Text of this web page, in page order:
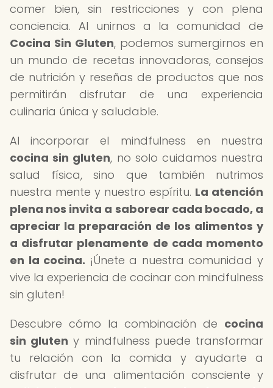
comer bien, sin restricciones y con plena
conciencia. Al unirnos a la comunidad de
Cocina Sin Gluten, podemos sumergirnos en
un mundo de recetas innovadoras, consejos
de nutrición y reseñas de productos que nos
permitirán disfrutar de una experiencia
culinaria única y saludable.
Al incorporar el mindfulness en nuestra
cocina sin gluten, no solo cuidamos nuestra
salud física, sino que también nutrimos
nuestra mente y nuestro espíritu. La atención
plena nos invita a saborear cada bocado, a
apreciar la preparación de los alimentos y
a disfrutar plenamente de cada momento
en la cocina. ¡Únete a nuestra comunidad y
vive la experiencia de cocinar con mindfulness
sin gluten!
Descubre cómo la combinación de cocina
sin gluten y mindfulness puede transformar
tu relación con la comida y ayudarte a
disfrutar de una alimentación consciente y